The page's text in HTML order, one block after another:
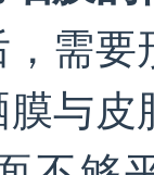
需
与